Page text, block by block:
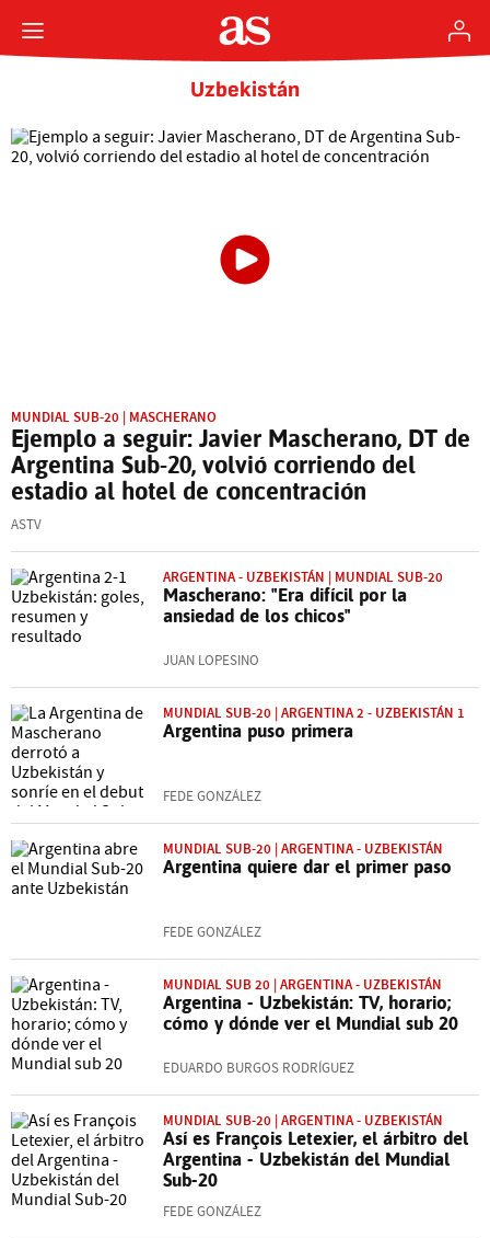
Uzbekistán
MUNDIAL SUB-20 | MASCHERANO
Ejemplo a seguir: Javier Mascherano, DT de
Argentina Sub-20, volvió corriendo del
estadio al hotel de concentración
ASTV
ARGENTINA - UZBEKISTÁN | MUNDIAL SUB-20
Mascherano: "Era difícil por la
ansiedad de los chicos"
JUAN LOPESINO
MUNDIAL SUB-20 | ARGENTINA 2 - UZBEKISTÁN 1
Argentina puso primera
FEDE GONZÁLEZ
MUNDIAL SUB-20 | ARGENTINA - UZBEKISTÁN
Argentina quiere dar el primer paso
FEDE GONZÁLEZ
MUNDIAL SUB 20 | ARGENTINA - UZBEKISTÁN
Argentina - Uzbekistán: TV, horario;
cómo y dónde ver el Mundial sub 20
EDUARDO BURGOS RODRÍGUEZ
MUNDIAL SUB-20 | ARGENTINA - UZBEKISTÁN
Así es François Letexier, el árbitro del
Argentina - Uzbekistán del Mundial
Sub-20
FEDE GONZÁLEZ